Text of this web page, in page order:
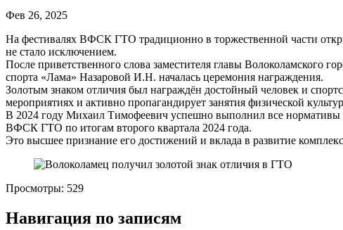
Фев 26, 2025
На фестивалях ВФСК ГТО традиционно в торжественной части
не стало исключением.
После приветственного слова заместителя главы
спорта «Лама» Назаровой И.Н. началась церемония награждения.
Золотым знаком отличия был награждён достойный человек и
мероприятиях и активно пропагандирует занятия физической
В 2024 году Михаил Тимофеевич успешно выполнил все нормативы
ВФСК ГТО по итогам второго квартала 2024 года.
Это высшее признание его достижений и вклада в развитие
Просмотры: 529
Навигация по записям